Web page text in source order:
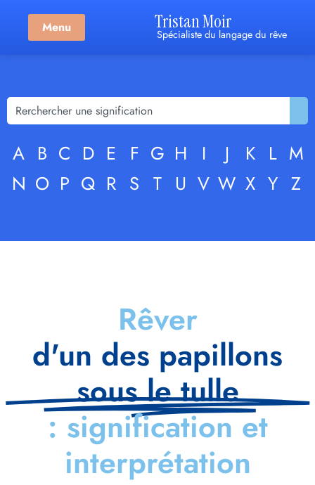
Menu Tristan Moir
Spécialiste du langage du rêve
A B C D E F G H I J K L M
N O P Q R S T U V W X Y Z
Rêver
d'un des papillons
sous le tulle
: signification et
interprétation